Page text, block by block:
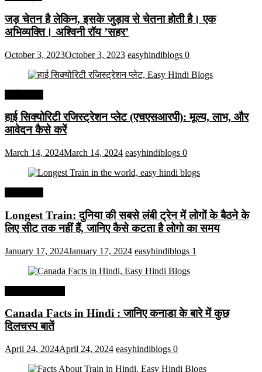
जड़ चेतन है लेकिन, इसके जुड़ाव से चेतना होती है। एक
अभिव्यक्ति। अश्विनी रॉय ’सहर’
October 3, 2023October 3, 2023 easyhindiblogs 0
हाई सिक्योरिटी रजिस्ट्रेशन प्लेट (एचएसआरपी): मूल्य, लाभ, और
आवेदन कैसे करें
March 14, 2024March 14, 2024 easyhindiblogs 0
Longest Train: दुनिया की सबसे लंबी ट्रेन में लोगों के बैठने के
लिए सीट तक ​​नहीं हैं, जानिए कैसे कटता है लोगो का समय
January 17, 2024January 17, 2024 easyhindiblogs 1
Canada Facts in Hindi : जानिए कनाडा के बारे में कुछ
दिलचस्प बातें
April 24, 2024April 24, 2024 easyhindiblogs 0